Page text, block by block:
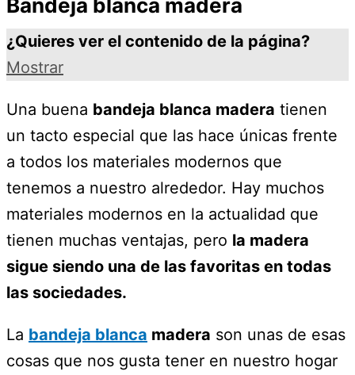
¿Quieres ver el contenido de la página?
Mostrar
Una buena bandeja blanca madera tienen
un tacto especial que las hace únicas frente
a todos los materiales modernos que
tenemos a nuestro alrededor. Hay muchos
materiales modernos en la actualidad que
tienen muchas ventajas, pero la madera
sigue siendo una de las favoritas en todas
las sociedades.
La bandeja blanca madera son unas de esas
cosas que nos gusta tener en nuestro hogar